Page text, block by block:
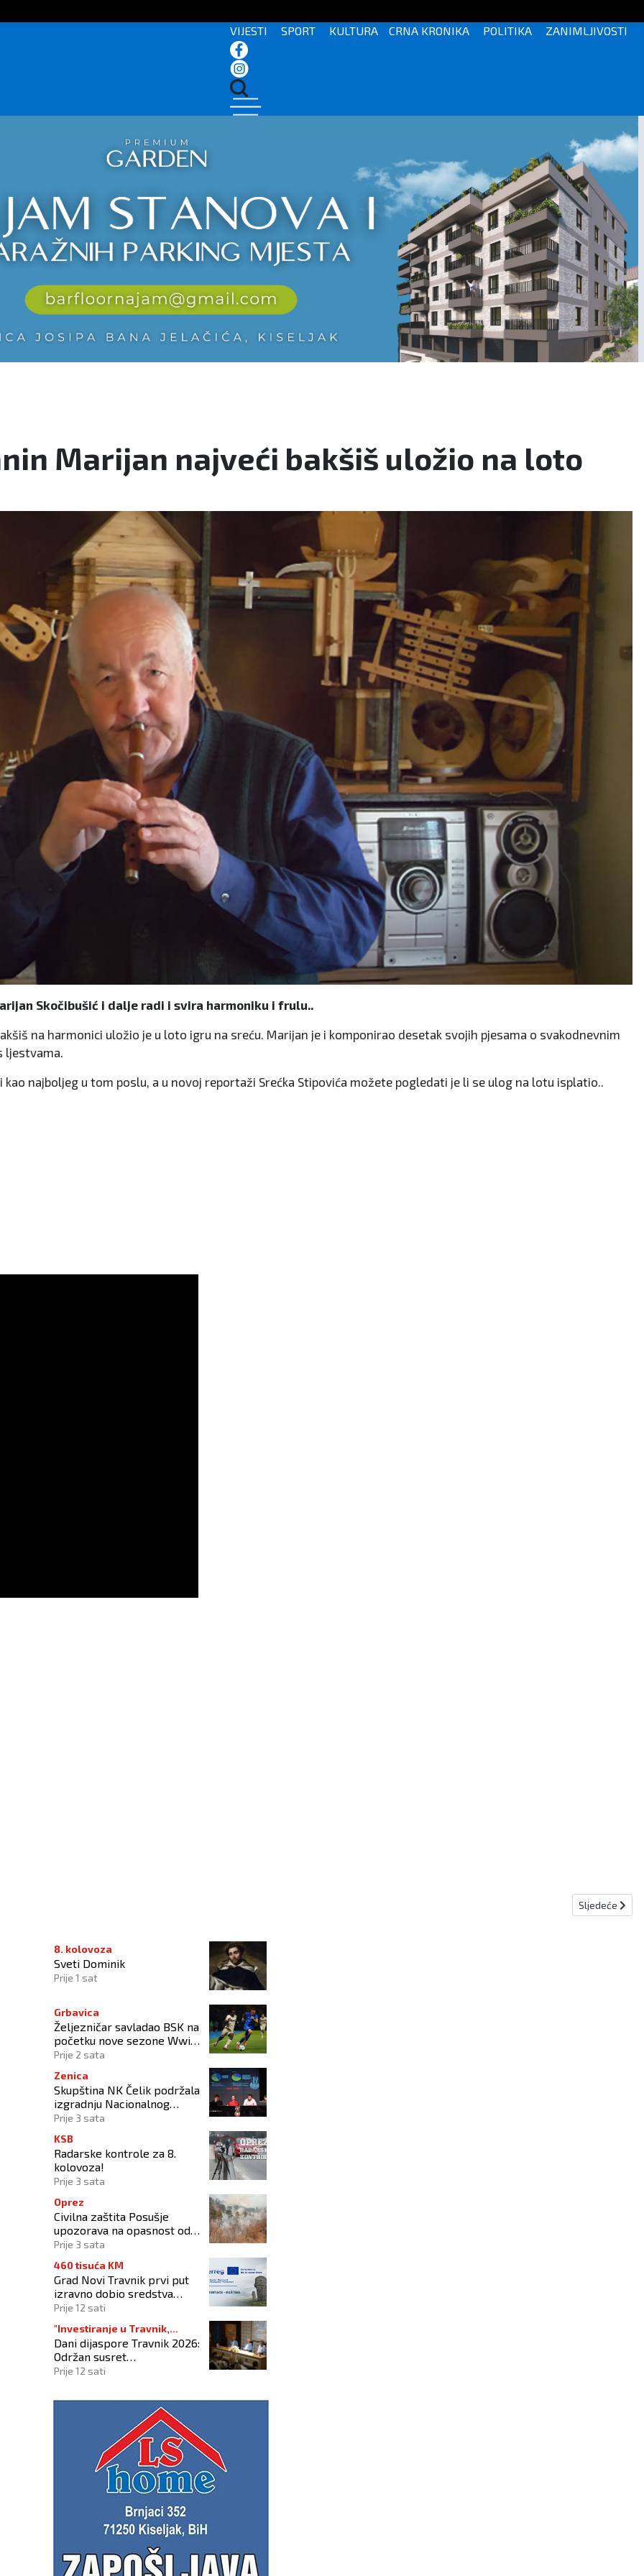
VIJESTI SPORT KULTURA CRNA KRONIKA POLITIKA ZANIMLJIVOSTI
Marijan najveći bakšiš uložio na loto
Skočibušić i dalje radi i svira harmoniku i frulu..
na harmonici uložio je u loto igru na sreću. Marijan je i komponirao desetak svojih pjesama o svakodnevnim
ljestvama.
najboljeg u tom poslu, a u novoj reportaži Srećka Stipovića možete pogledati je li se ulog na lotu isplatio..
Sljedeći
Sljedeće
8. kolovoza
Sveti Dominik
Prije 1 sat
Grbavica
Željezničar savladao BSK na
početku nove sezone Wwin
lige BiH
Prije 2 sata
Zenica
Skupština NK Čelik podržala
izgradnju Nacionalnog
stadiona
Prije 3 sata
KSB
Radarske kontrole za 8.
kolovoza!
Prije 3 sata
Oprez
Civilna zaštita Posušje
upozorava na opasnost od
požara na Blidinju
Prije 3 sata
460 tisuća KM
Grad Novi Travnik prvi put
izravno dobio sredstva
Europske unije
Prije 12 sati
"Investiranje u Travnik,
investiranje u budućnost"
Dani dijaspore Travnik 2026:
Održan susret
gospodarstvenika
Prije 12 sati